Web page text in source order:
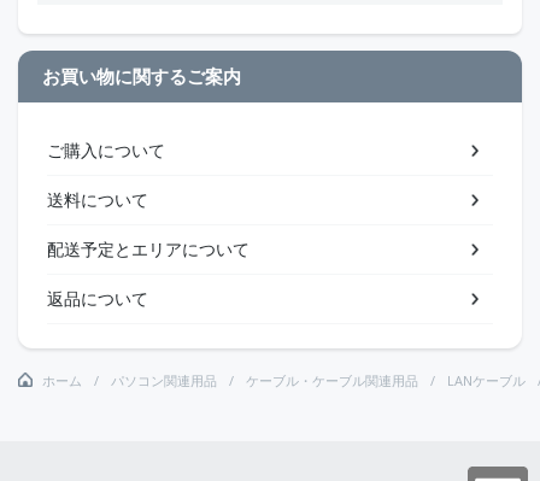
お買い物に関するご案内
ご購入について
送料について
配送予定とエリアについて
返品について
ホーム パソコン関連用品 ケーブル・ケーブル関連用品 LANケーブル